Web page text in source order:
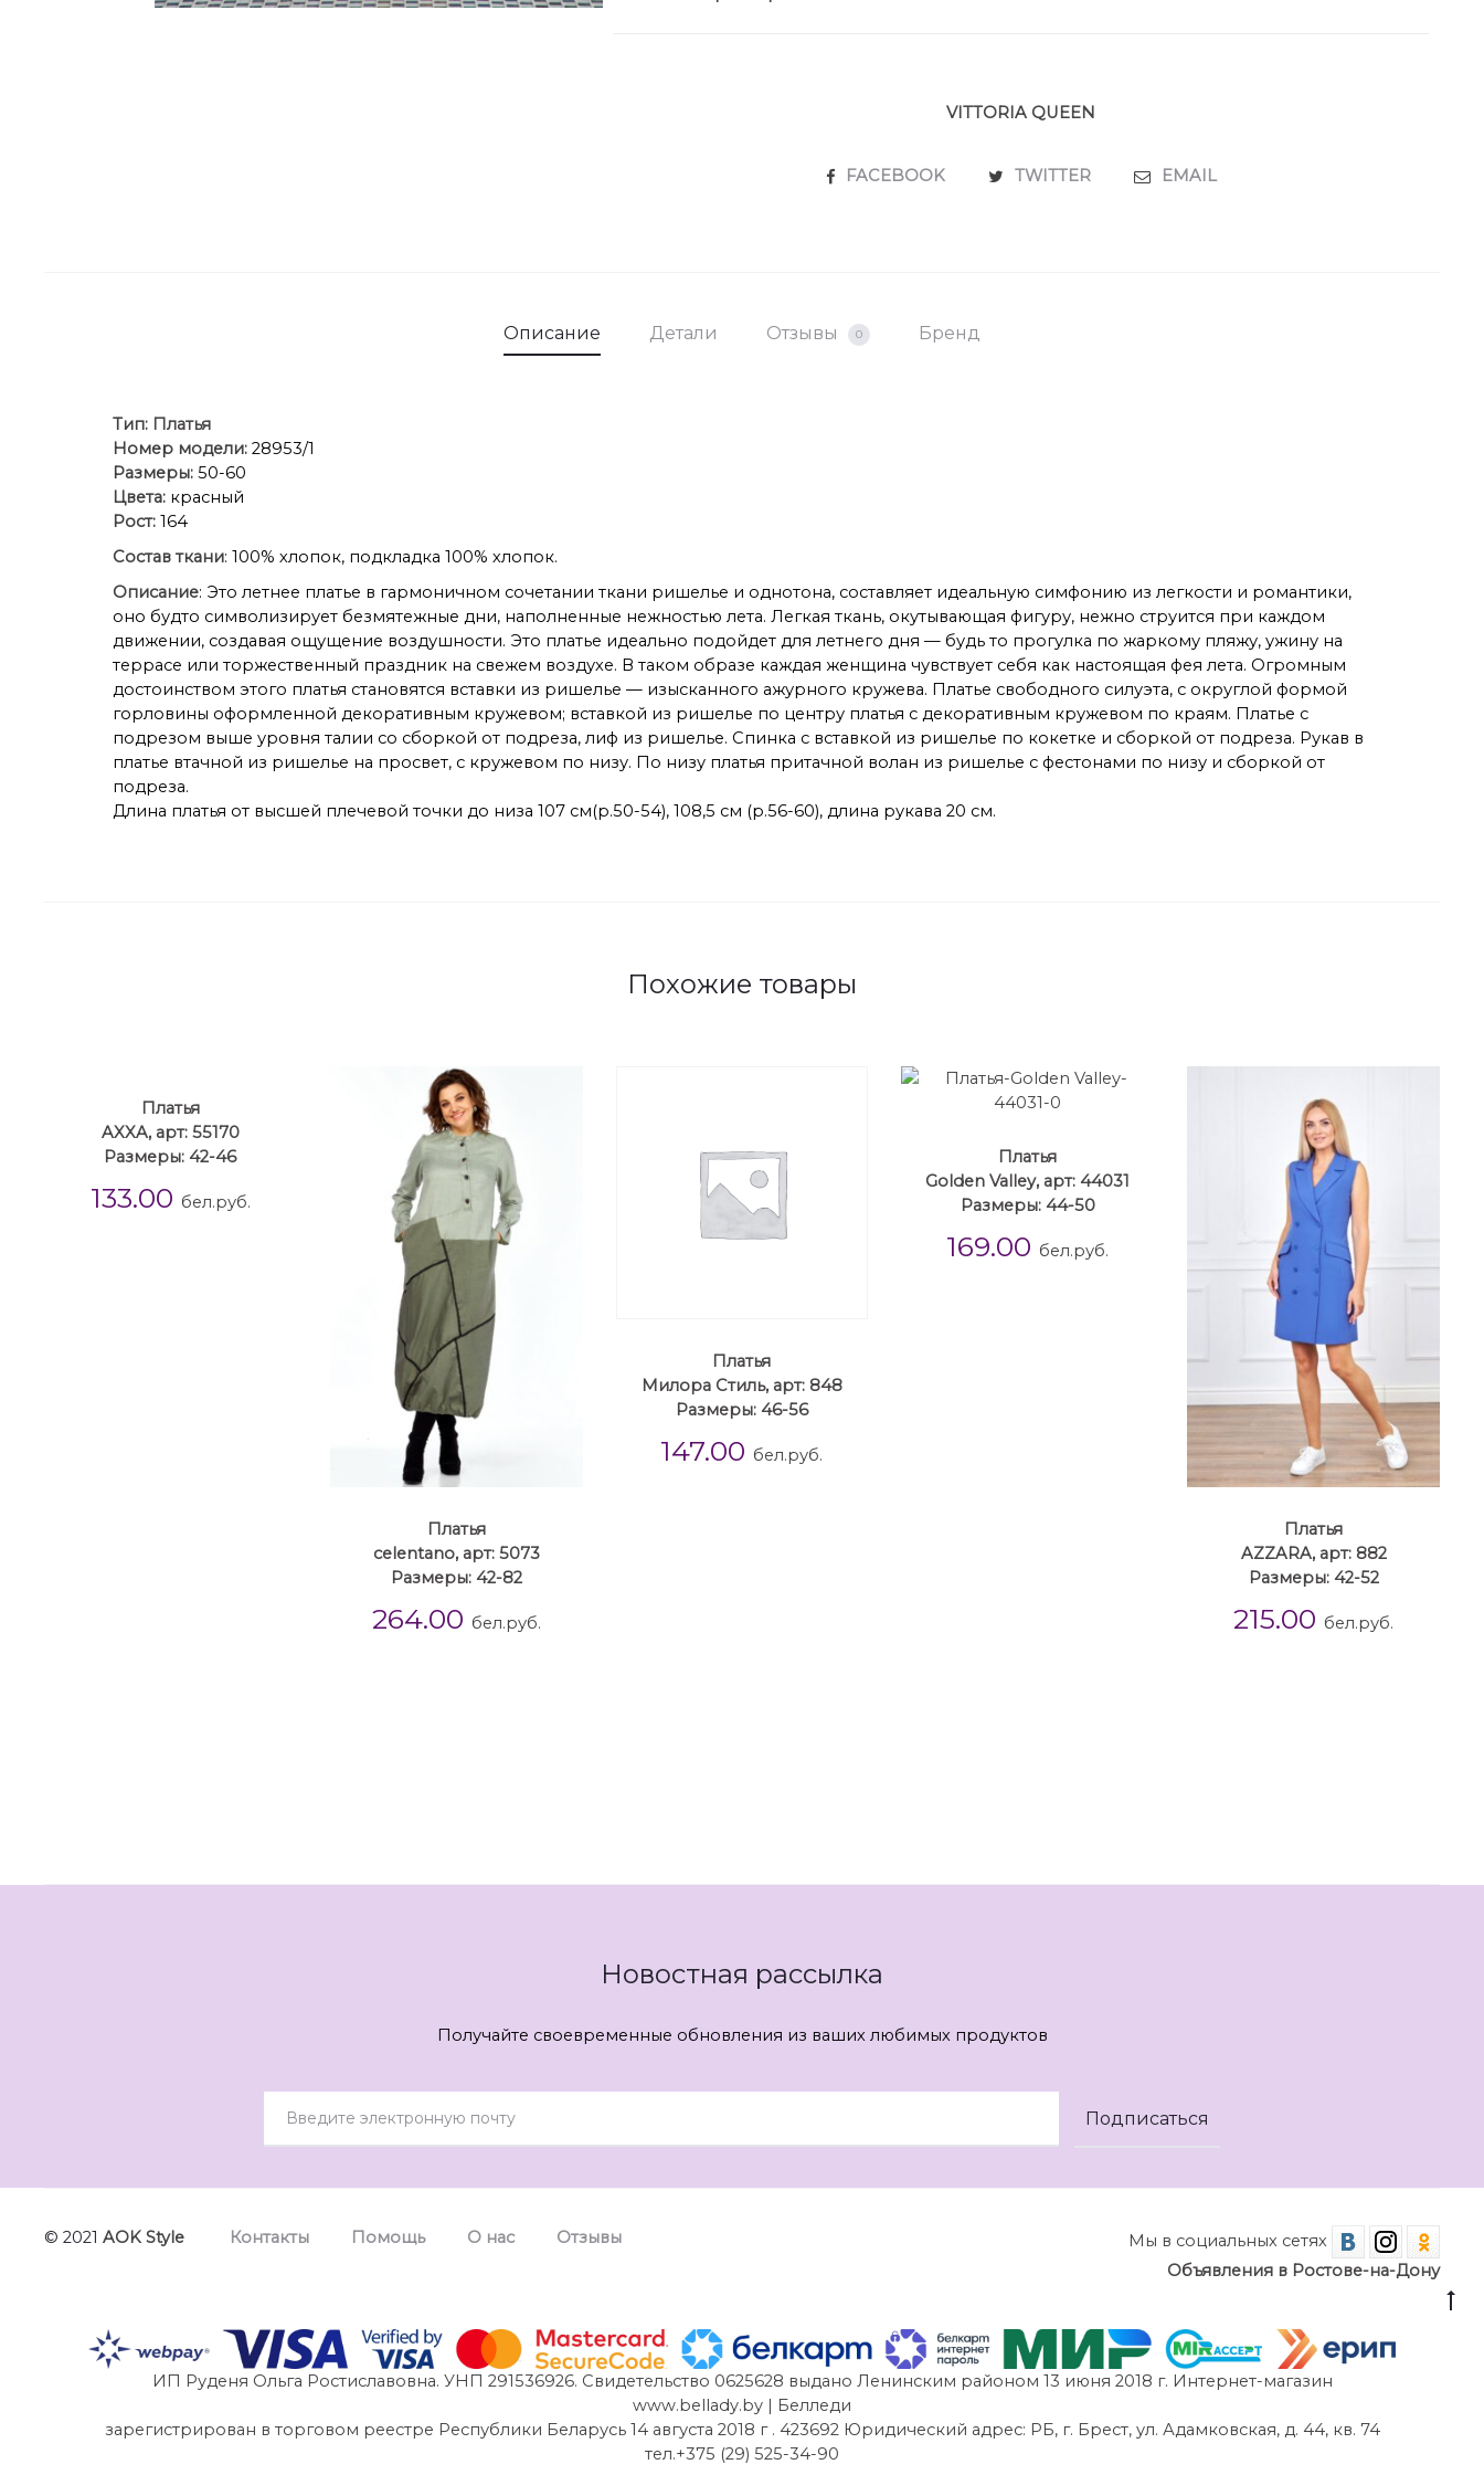
VITTORIA QUEEN
SHARE
FACEBOOK TWITTER EMAIL
Описание Детали Отзывы 0 Бренд
Тип: Платья
Номер модели: 28953/1
Размеры: 50-60
Цвета: красный
Рост: 164
Состав ткани: 100% хлопок, подкладка 100% хлопок.
Описание: Это летнее платье в гармоничном сочетании ткани ришелье и однотона, составляет идеальную симфонию из легкости и романтики,
оно будто символизирует безмятежные дни, наполненные нежностью лета. Легкая ткань, окутывающая фигуру, нежно струится при каждом
движении, создавая ощущение воздушности. Это платье идеально подойдет для летнего дня — будь то прогулка по жаркому пляжу, ужину на
террасе или торжественный праздник на свежем воздухе. В таком образе каждая женщина чувствует себя как настоящая фея лета. Огромным
достоинством этого платья становятся вставки из ришелье — изысканного ажурного кружева. Платье свободного силуэта, с округлой формой
горловины оформленной декоративным кружевом; вставкой из ришелье по центру платья с декоративным кружевом по краям. Платье с
подрезом выше уровня талии со сборкой от подреза, лиф из ришелье. Спинка с вставкой из ришелье по кокетке и сборкой от подреза. Рукав в
платье втачной из ришелье на просвет, с кружевом по низу. По низу платья притачной волан из ришелье с фестонами по низу и сборкой от
подреза.
Длина платья от высшей плечевой точки до низа 107 см(р.50-54), 108,5 см (р.56-60), длина рукава 20 см.
Похожие товары
Платья
AXXA, арт: 55170
Размеры: 42-46
133.00 бел.руб.
Платья
celentano, арт: 5073
Размеры: 42-82
264.00 бел.руб.
Платья
Милора Стиль, арт: 848
Размеры: 46-56
147.00 бел.руб.
Платья
Golden Valley, арт: 44031
Размеры: 44-50
169.00 бел.руб.
Платья
AZZARA, арт: 882
Размеры: 42-52
215.00 бел.руб.
Новостная рассылка
Получайте своевременные обновления из ваших любимых продуктов
© 2021 AOK Style Контакты Помощь О нас Отзывы
Мы в социальных сетях
Объявления в Ростове-на-Дону
ИП Руденя Ольга Ростиславовна. УНП 291536926. Свидетельство 0625628 выдано Ленинским районом 13 июня 2018 г. Интернет-магазин
www.bellady.by | Белледи
зарегистрирован в торговом реестре Республики Беларусь 14 августа 2018 г . 423692 Юридический адрес: РБ, г. Брест, ул. Адамковская, д. 44, кв. 74
тел.+375 (29) 525-34-90